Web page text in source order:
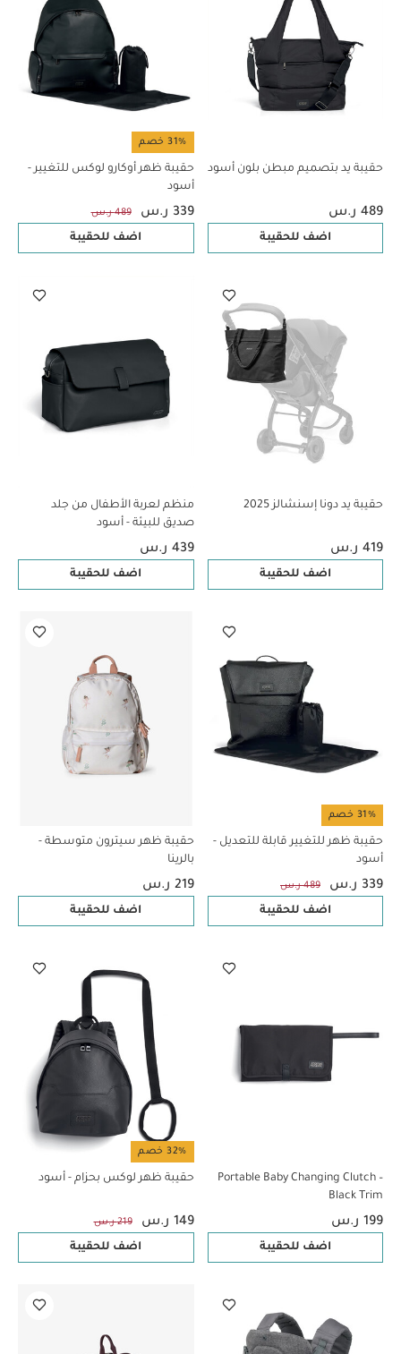
حقيبة يد بتصميم مبطن بلون أسود
489 ر.س
اضف للحقيبة
31% خصم
حقيبة ظهر أوكارو لوكس للتغيير -
أسود
339 ر.س 489 ر.س
اضف للحقيبة
حقيبة يد دونا إسنشالز 2025
419 ر.س
اضف للحقيبة
منظم لعربة الأطفال من جلد
صديق للبيئة - أسود
439 ر.س
اضف للحقيبة
31% خصم
حقيبة ظهر للتغيير قابلة للتعديل -
أسود
339 ر.س 489 ر.س
اضف للحقيبة
حقيبة ظهر سيترون متوسطة -
بالرينا
219 ر.س
اضف للحقيبة
Portable Baby Changing Clutch –
Black Trim
199 ر.س
اضف للحقيبة
32% خصم
حقيبة ظهر لوكس بحزام - أسود
149 ر.س 219 ر.س
اضف للحقيبة